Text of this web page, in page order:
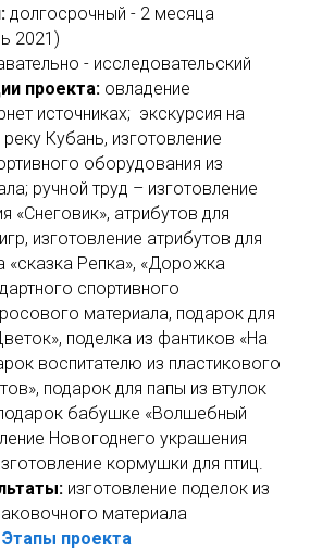
долгосрочный - 2 месяца
2021)
- исследовательский
проекта: овладение
источниках; экскурсия на
Кубань, изготовление
оборудования из
ручной труд – изготовление
«Снеговик», атрибутов для
изготовление атрибутов для
«сказка Репка», «Дорожка
спортивного
материала, подарок для
поделка из фантиков «На
воспитателю из пластикового
подарок для папы из втулок
подарок бабушке «Волшебный
Новогоднего украшения
кормушки для птиц.
изготовление поделок из
материала
Этапы проекта